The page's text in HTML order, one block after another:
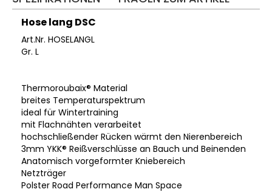
Hose lang DSC
Art.Nr. HOSELANGL
Gr. L
Thermoroubaix® Material
breites Temperaturspektrum
ideal für Wintertraining
mit Flachnähten verarbeitet
hochschließender Rücken wärmt den Nierenbereich
3mm YKK® Reißverschlüsse an Bauch und Beinenden
Anatomisch vorgeformter Kniebereich
Netzträger
Polster Road Performance Man Space